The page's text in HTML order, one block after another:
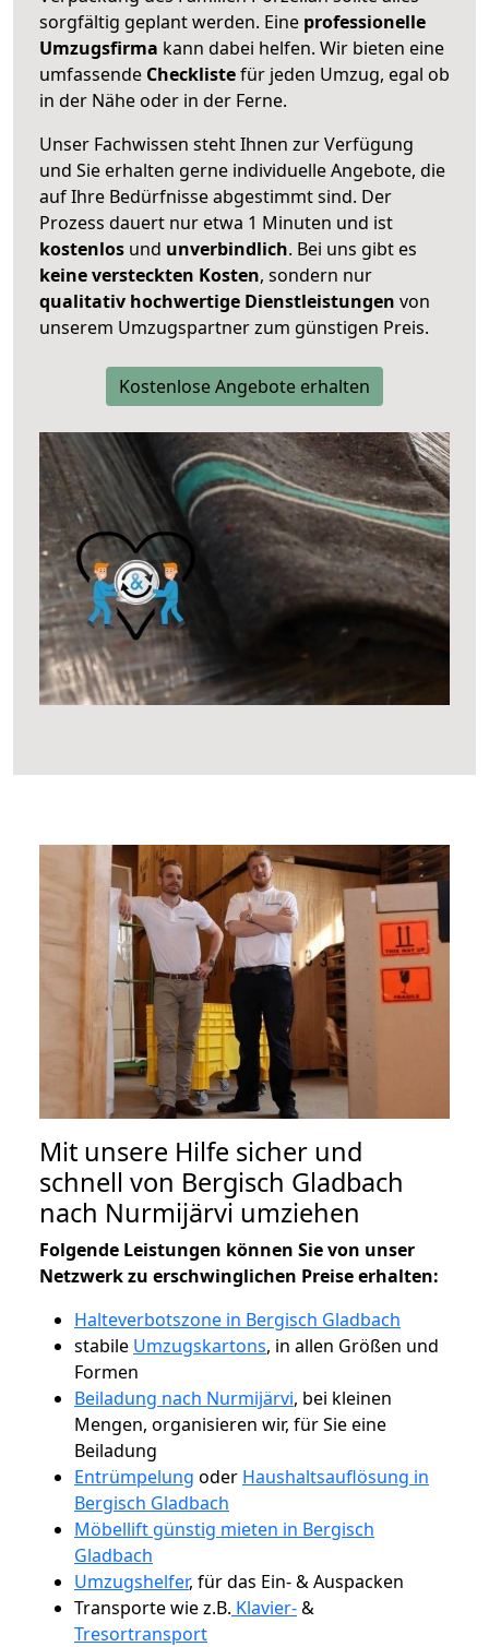
sorgfältig geplant werden. Eine professionelle
Umzugsfirma kann dabei helfen. Wir bieten eine
umfassende Checklistefür jeden Umzug, egal ob
in der Nähe oder in der Ferne.
Unser Fachwissen steht Ihnen zur Verfügung
und Sie erhalten gerne individuelle Angebote, die
auf Ihre Bedürfnisse abgestimmt sind. Der
Prozess dauert nur etwa 1 Minuten und ist
kostenlos und unverbindlich. Bei uns gibt es
keine versteckten Kosten, sondern nur
qualitativ hochwertige Dienstleistungen von
unserem Umzugspartner zum günstigen Preis.
Kostenlose Angebote erhalten
Mit unsere Hilfe sicher und
schnell von Bergisch Gladbach
nach Nurmijärvi umziehen
Folgende Leistungen können Sie von unser
Netzwerk zu erschwinglichen Preise erhalten:
Halteverbotszone in Bergisch Gladbach
stabile Umzugskartons, in allen Größen und
Formen
Beiladung nach Nurmijärvi, bei kleinen
Mengen, organisieren wir, für Sie eine
Beiladung
Entrümpelung oder Haushaltsauflösung in
Bergisch Gladbach
Möbellift günstig mieten in Bergisch
Gladbach
Umzugshelfer, für das Ein- & Auspacken
Transporte wie z.B. Klavier-&
Tresortransport